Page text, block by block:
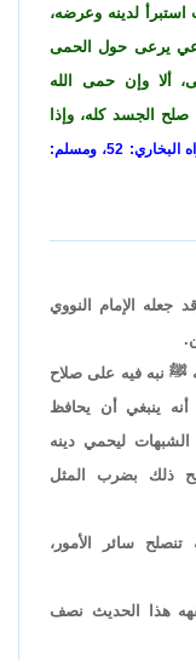
لدينه وعرضه،
يرعى حول الحمى
ألا وإن حمى الله
الجسد كله، وإذا
[رواه البخاري: 52، ومسلم:
جعله الإمام النووي
ﷺ نبه فيه على صلاح
ينبغي أن يحافظ
ليحمي دينه
ذلك بضرب المثل
سائر الأمور،
هذا الحديث نصف